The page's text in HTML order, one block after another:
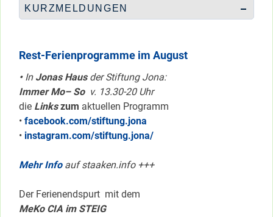
KURZMELDUNGEN
Rest-Ferienprogramme im August
•InJonas Hausder Stiftung Jona:
Immer Mo– So v. 13.30-20 Uhr
die Linkszum aktuellen Programm
• facebook.com/stiftung.jona
• instagram.com/stiftung.jona/
Mehr Infoauf staaken.info +++
Der Ferienendspurt mit dem
MeKo CIA im STEIG